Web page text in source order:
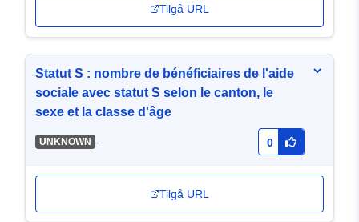
Tilgå URL
Statut S : nombre de bénéficiaires de l'aide
sociale avec statut S selon le canton, le
sexe et la classe d'âge
UNKNOWN - 0
Tilgå URL